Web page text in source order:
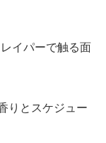
イパーで触る面
りとスケジュー